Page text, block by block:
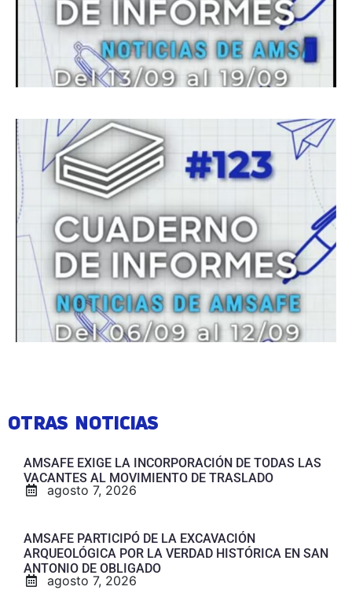
OTRAS NOTICIAS
AMSAFE EXIGE LA INCORPORACIÓN DE TODAS LAS
VACANTES AL MOVIMIENTO DE TRASLADO
agosto 7, 2026
AMSAFE PARTICIPÓ DE LA EXCAVACIÓN
ARQUEOLÓGICA POR LA VERDAD HISTÓRICA EN SAN
ANTONIO DE OBLIGADO
agosto 7, 2026